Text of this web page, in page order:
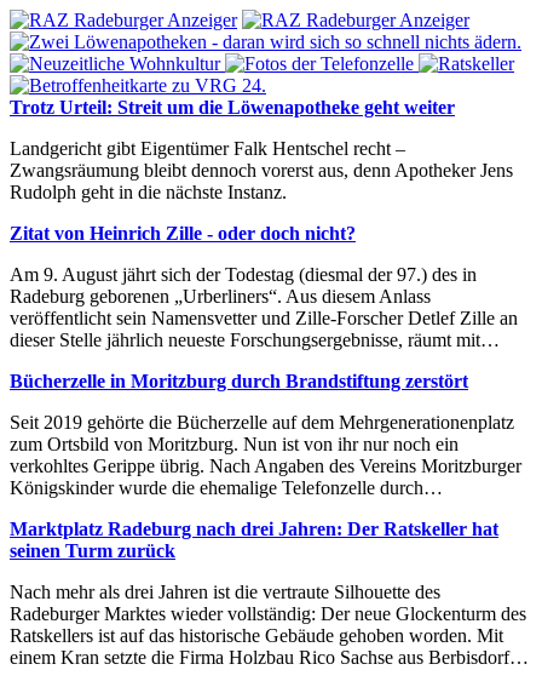
Trotz Urteil: Streit um die Löwenapotheke geht weiter
Landgericht gibt Eigentümer Falk Hentschel recht –
Zwangsräumung bleibt dennoch vorerst aus, denn Apotheker Jens
Rudolph geht in die nächste Instanz.
Zitat von Heinrich Zille - oder doch nicht?
Am 9. August jährt sich der Todestag (diesmal der 97.) des in
Radeburg geborenen „Urberliners“. Aus diesem Anlass
veröffentlicht sein Namensvetter und Zille-Forscher Detlef Zille an
dieser Stelle jährlich neueste Forschungsergebnisse, räumt mit…
Bücherzelle in Moritzburg durch Brandstiftung zerstört
Seit 2019 gehörte die Bücherzelle auf dem Mehrgenerationenplatz
zum Ortsbild von Moritzburg. Nun ist von ihr nur noch ein
verkohltes Gerippe übrig. Nach Angaben des Vereins Moritzburger
Königskinder wurde die ehemalige Telefonzelle durch…
Marktplatz Radeburg nach drei Jahren: Der Ratskeller hat
seinen Turm zurück
Nach mehr als drei Jahren ist die vertraute Silhouette des
Radeburger Marktes wieder vollständig: Der neue Glockenturm des
Ratskellers ist auf das historische Gebäude gehoben worden. Mit
einem Kran setzte die Firma Holzbau Rico Sachse aus Berbisdorf…